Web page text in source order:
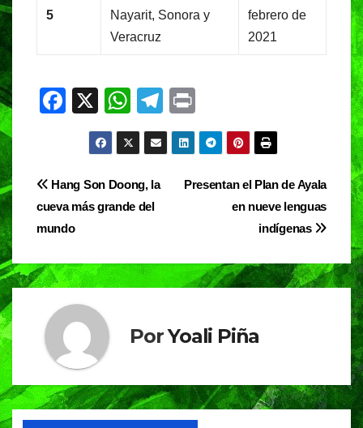
5
Nayarit, Sonora y
Veracruz
febrero de
2021
F
e
b
o
o
k
X
W
h
at
s
A
p
T
el
e
gr
in
t
Navegación
de
entradas
Presentan el Plan de Ayala
en nueve lenguas
indígenas
Hang Son Doong, la
cueva más grande del
mundo
PorYoali Piña